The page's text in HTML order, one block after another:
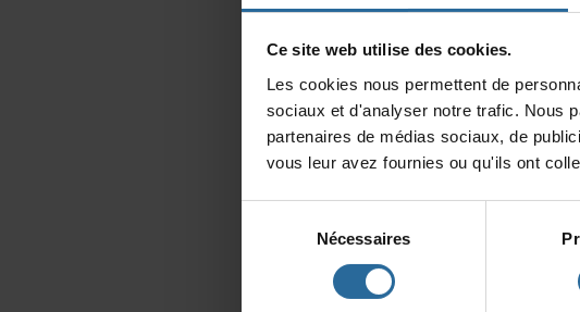
Cesitewebutilisedescookies.
consentement
Nécessaires
»
1981